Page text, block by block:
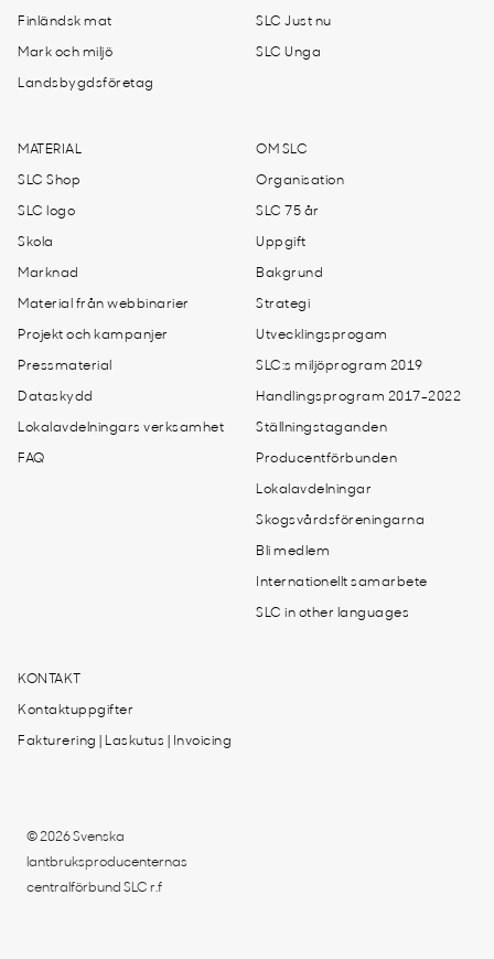
Finländsk mat
Mark och miljö
Landsbygdsföretag
SLC Just nu
SLC Unga
MATERIAL
SLC Shop
SLC logo
Skola
Marknad
Material från webbinarier
Projekt och kampanjer
Pressmaterial
Dataskydd
Lokalavdelningars verksamhet
FAQ
OM SLC
Organisation
SLC 75 år
Uppgift
Bakgrund
Strategi
Utvecklingsprogam
SLC:s miljöprogram 2019
Handlingsprogram 2017-2022
Ställningstaganden
Producentförbunden
Lokalavdelningar
Skogsvårdsföreningarna
Bli medlem
Internationellt samarbete
SLC in other languages
KONTAKT
Kontaktuppgifter
Fakturering | Laskutus | Invoicing
© 2026 Svenska
lantbruksproducenternas
centralförbund SLC r.f